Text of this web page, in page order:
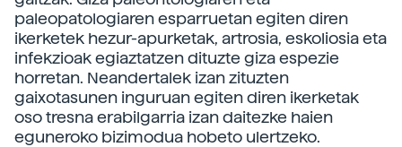
paleopatologiaren esparruetan egiten diren
ikerketek hezur-apurketak, artrosia, eskoliosia eta
infekzioak egiaztatzen dituzte giza espezie
horretan. Neandertalek izan zituzten
gaixotasunen inguruan egiten diren ikerketak
oso tresna erabilgarria izan daitezke haien
eguneroko bizimodua hobeto ulertzeko.